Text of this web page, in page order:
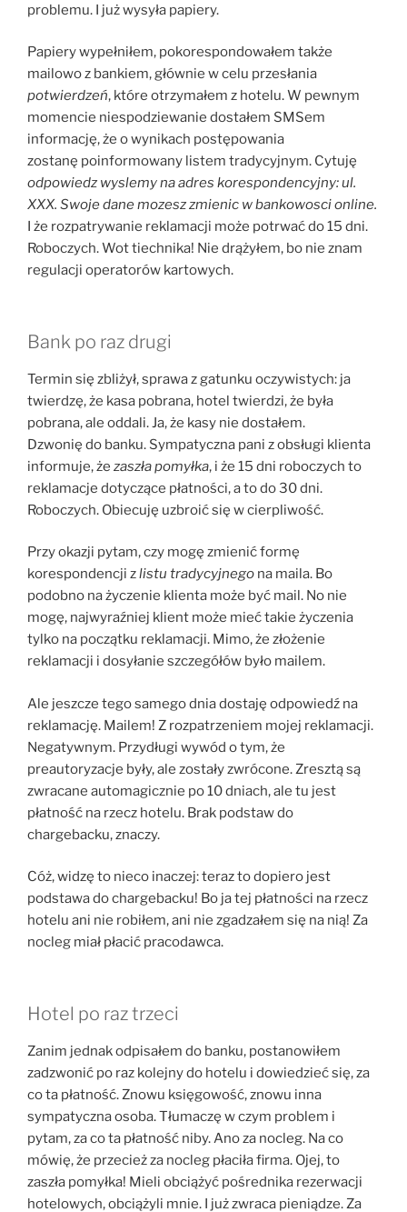
problemu. I już wysyła papiery.
Papiery wypełniłem, pokorespondowałem także
mailowo z bankiem, głównie w celu przesłania
potwierdzeń, które otrzymałem z hotelu. W pewnym
momencie niespodziewanie dostałem SMSem
informację, że o wynikach postępowania
zostanę poinformowany listem tradycyjnym. Cytuję
odpowiedz wyslemy na adres korespondencyjny: ul.
XXX. Swoje dane mozesz zmienic w bankowosci online.
I że rozpatrywanie reklamacji może potrwać do 15 dni.
Roboczych. Wot tiechnika! Nie drążyłem, bo nie znam
regulacji operatorów kartowych.
Bank po raz drugi
Termin się zbliżył, sprawa z gatunku oczywistych: ja
twierdzę, że kasa pobrana, hotel twierdzi, że była
pobrana, ale oddali. Ja, że kasy nie dostałem.
Dzwonię do banku. Sympatyczna pani z obsługi klienta
informuje, że zaszła pomyłka, i że 15 dni roboczych to
reklamacje dotyczące płatności, a to do 30 dni.
Roboczych. Obiecuję uzbroić się w cierpliwość.
Przy okazji pytam, czy mogę zmienić formę
korespondencji zlistu tradycyjnego na maila. Bo
podobno na życzenie klienta może być mail. No nie
mogę, najwyraźniej klient może mieć takie życzenia
tylko na początku reklamacji. Mimo, że złożenie
reklamacji i dosyłanie szczegółów było mailem.
Ale jeszcze tego samego dnia dostaję odpowiedź na
reklamację. Mailem! Z rozpatrzeniem mojej reklamacji.
Negatywnym. Przydługi wywód o tym, że
preautoryzacje były, ale zostały zwrócone. Zresztą są
zwracane automagicznie po 10 dniach, ale tu jest
płatność na rzecz hotelu. Brak podstaw do
chargebacku, znaczy.
Cóż, widzę to nieco inaczej: teraz to dopiero jest
podstawa do chargebacku! Bo ja tej płatności na rzecz
hotelu ani nie robiłem, ani nie zgadzałem się na nią! Za
nocleg miał płacić pracodawca.
Hotel po raz trzeci
Zanim jednak odpisałem do banku, postanowiłem
zadzwonić po raz kolejny do hotelu i dowiedzieć się, za
co ta płatność. Znowu księgowość, znowu inna
sympatyczna osoba. Tłumaczę w czym problem i
pytam, za co ta płatność niby. Ano za nocleg. Na co
mówię, że przecież za nocleg płaciła firma. Ojej, to
zaszła pomyłka! Mieli obciążyć pośrednika rezerwacji
hotelowych, obciążyli mnie. I już zwraca pieniądze. Za